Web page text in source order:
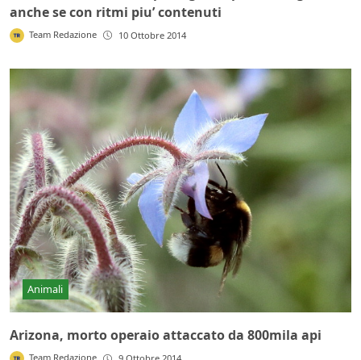
anche se con ritmi piu’ contenuti
Team Redazione 10 Ottobre 2014
Animali
Arizona, morto operaio attaccato da 800mila api
Team Redazione